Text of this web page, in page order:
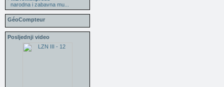
narodna i zabavna mu...
GéoCompteur
Posljednji video